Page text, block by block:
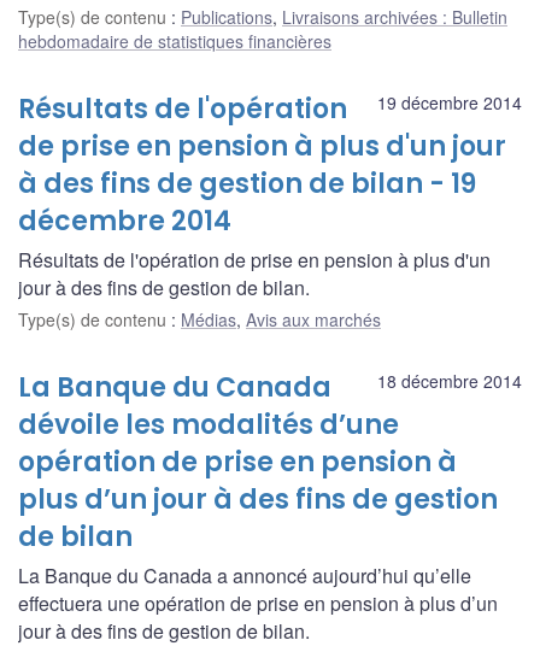
Type(s) de contenu : Publications, Livraisons archivées : Bulletin
hebdomadaire de statistiques financières
19 décembre 2014
Résultats de l'opération
de prise en pension à plus d'un jour
à des fins de gestion de bilan - 19
décembre 2014
Résultats de l'opération de prise en pension à plus d'un
jour à des fins de gestion de bilan.
Type(s) de contenu : Médias, Avis aux marchés
18 décembre 2014
La Banque du Canada
dévoile les modalités d’une
opération de prise en pension à
plus d’un jour à des fins de gestion
de bilan
La Banque du Canada a annoncé aujourd’hui qu’elle
effectuera une opération de prise en pension à plus d’un
jour à des fins de gestion de bilan.